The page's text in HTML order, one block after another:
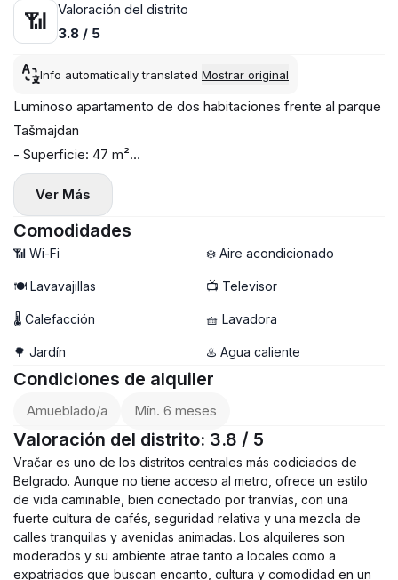
📶
Valoración del distrito
3.8 / 5
Info automatically translated Mostrar original
Luminoso apartamento de dos habitaciones frente al parque
Tašmajdan
- Superficie: 47 m²
- Planta: 3
- Calefacción central
- Aire acondicionado, lavadora, secadora y lavavajillas
Ver Más
Comodidades
📶 Wi-Fi ❄️ Aire acondicionado
🍽️ Lavavajillas 📺 Televisor
🌡 Calefacción 🧺 Lavadora
🌳 Jardín ♨️ Agua caliente
Condiciones de alquiler
Amueblado/a Mín. 6 meses
Valoración del distrito: 3.8 / 5
Vračar es uno de los distritos centrales más codiciados de
Belgrado. Aunque no tiene acceso al metro, ofrece un estilo
de vida caminable, bien conectado por tranvías, con una
fuerte cultura de cafés, seguridad relativa y una mezcla de
calles tranquilas y avenidas animadas. Los alquileres son
moderados y su ambiente atrae tanto a locales como a
expatriados que buscan encanto, cultura y comodidad en un